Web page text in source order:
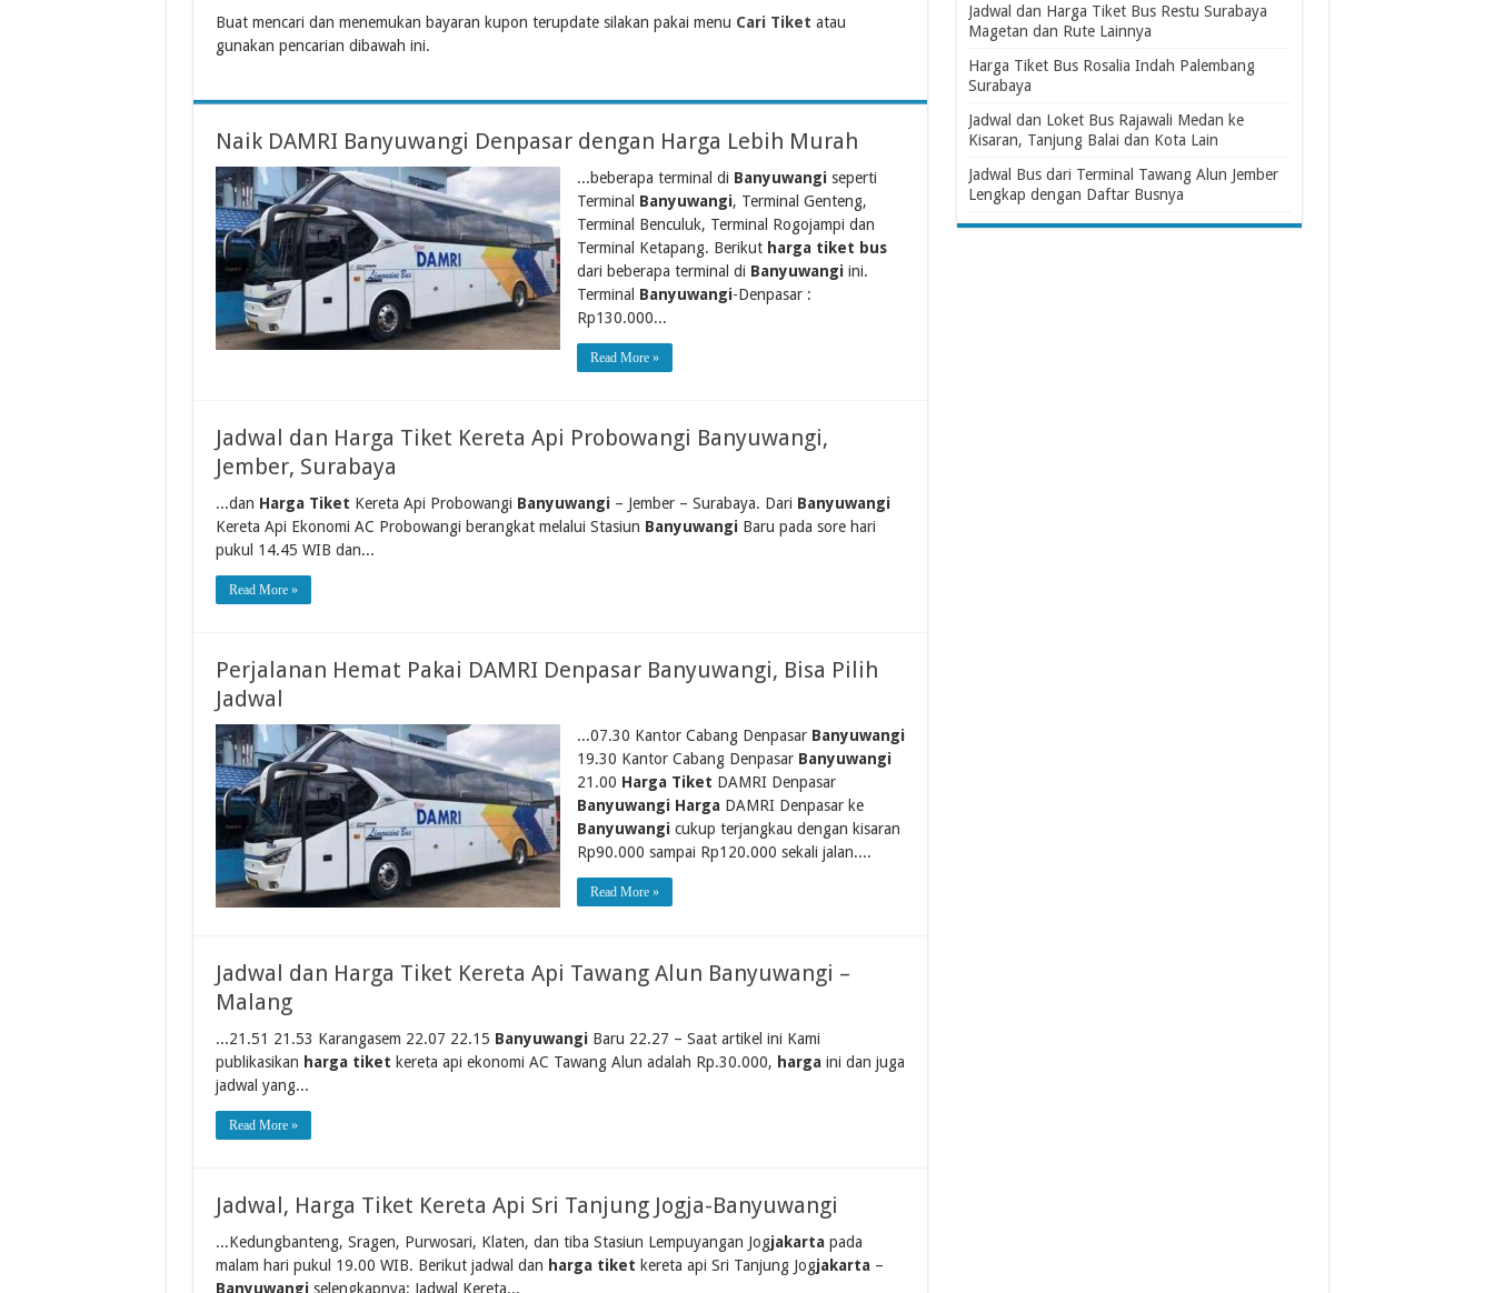
Buat mencari dan menemukan bayaran kupon terupdate silakan pakai menu Cari Tiket atau
gunakan pencarian dibawah ini.
Naik DAMRI Banyuwangi Denpasar dengan Harga Lebih Murah
...beberapa terminal di Banyuwangiseperti
Terminal Banyuwangi, Terminal Genteng,
Terminal Benculuk, Terminal Rogojampi dan
Terminal Ketapang. Berikut harga tiket bus
dari beberapa terminal di Banyuwangiini.
Terminal Banyuwangi-Denpasar :
Rp130.000...
Read More »
Jadwal dan Harga Tiket Kereta Api Probowangi Banyuwangi,
Jember, Surabaya
...dan Harga Tiket Kereta Api Probowangi Banyuwangi– Jember – Surabaya. Dari Banyuwangi
Kereta Api Ekonomi AC Probowangi berangkat melalui Stasiun BanyuwangiBaru pada sore hari
pukul 14.45 WIB dan...
Read More »
Perjalanan Hemat Pakai DAMRI Denpasar Banyuwangi, Bisa Pilih
Jadwal
...07.30 Kantor Cabang Denpasar Banyuwangi
19.30 Kantor Cabang Denpasar Banyuwangi
21.00 Harga Tiket DAMRI Denpasar
Banyuwangi HargaDAMRI Denpasar ke
Banyuwangicukup terjangkau dengan kisaran
Rp90.000 sampai Rp120.000 sekali jalan....
Read More »
Jadwal dan Harga Tiket Kereta Api Tawang Alun Banyuwangi –
Malang
...21.51 21.53 Karangasem 22.07 22.15 BanyuwangiBaru 22.27 – Saat artikel ini Kami
publikasikan harga tiket kereta api ekonomi AC Tawang Alun adalah Rp.30.000, hargaini dan juga
jadwal yang...
Read More »
Jadwal, Harga Tiket Kereta Api Sri Tanjung Jogja-Banyuwangi
...Kedungbanteng, Sragen, Purwosari, Klaten, dan tiba Stasiun Lempuyangan Jogjakartapada
malam hari pukul 19.00 WIB. Berikut jadwal dan harga tiket kereta api Sri Tanjung Jogjakarta–
Banyuwangiselengkapnya: Jadwal Kereta...
Jadwal dan Harga Tiket Bus Restu Surabaya
Magetan dan Rute Lainnya
Harga Tiket Bus Rosalia Indah Palembang
Surabaya
Jadwal dan Loket Bus Rajawali Medan ke
Kisaran, Tanjung Balai dan Kota Lain
Jadwal Bus dari Terminal Tawang Alun Jember
Lengkap dengan Daftar Busnya